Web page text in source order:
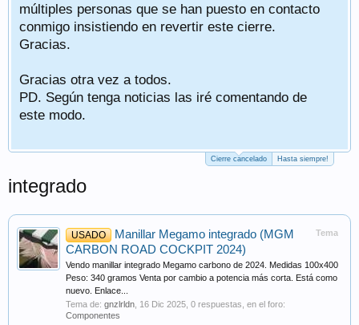
múltiples personas que se han puesto en contacto
conmigo insistiendo en revertir este cierre.
Gracias.
Gracias otra vez a todos.
PD. Según tenga noticias las iré comentando de
este modo.
Cierre cancelado Hasta siempre!
integrado
Tema
USADO
Manillar Megamo integrado (MGM
CARBON ROAD COCKPIT 2024)
Vendo manillar integrado Megamo carbono de 2024. Medidas 100x400
Peso: 340 gramos Venta por cambio a potencia más corta. Está como
nuevo. Enlace...
Tema de: gnzlrldn 16 Dic 2025 , 0 respuestas, en el foro:
Componentes